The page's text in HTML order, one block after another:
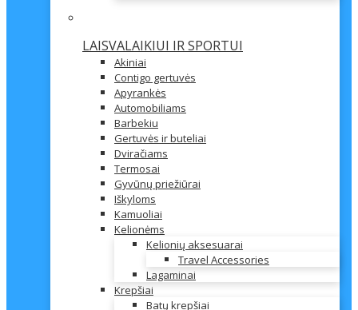
LAISVALAIKIUI IR SPORTUI
Akiniai
Contigo gertuvės
Apyrankės
Automobiliams
Barbekiu
Gertuvės ir buteliai
Dviračiams
Termosai
Gyvūnų priežiūrai
Iškyloms
Kamuoliai
Kelionėms
Kelionių aksesuarai
Travel Accessories
Lagaminai
Krepšiai
Batų krepšiai